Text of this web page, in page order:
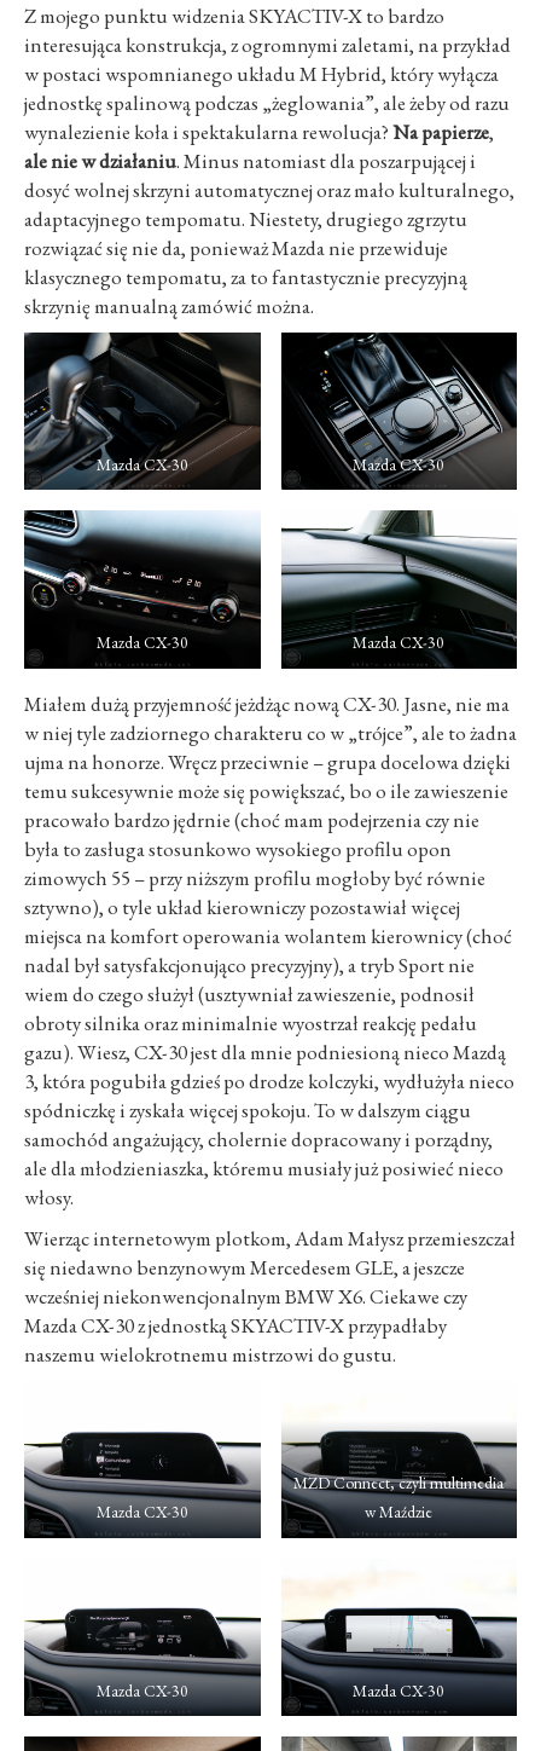
Z mojego punktu widzenia SKYACTIV-X to bardzo
interesująca konstrukcja, z ogromnymi zaletami, na przykład
w postaci wspomnianego układu M Hybrid, który wyłącza
jednostkę spalinową podczas „żeglowania”, ale żeby od razu
wynalezienie koła i spektakularna rewolucja?Na papierze,
ale nie w działaniu. Minus natomiast dla poszarpującej i
dosyć wolnej skrzyni automatycznej oraz mało kulturalnego,
adaptacyjnego tempomatu. Niestety, drugiego zgrzytu
rozwiązać się nie da, ponieważ Mazda nie przewiduje
klasycznego tempomatu, za to fantastycznie precyzyjną
skrzynię manualną zamówić można.
Mazda CX-30 Mazda CX-30
Mazda CX-30 Mazda CX-30
Miałem dużą przyjemność jeżdżąc nową CX-30. Jasne, nie ma
w niej tyle zadziornego charakteru co w „trójce”, ale to żadna
ujma na honorze. Wręcz przeciwnie – grupa docelowa dzięki
temu sukcesywnie może się powiększać, bo o ile zawieszenie
pracowało bardzo jędrnie (choć mam podejrzenia czy nie
była to zasługa stosunkowo wysokiego profilu opon
zimowych 55 – przy niższym profilu mogłoby być równie
sztywno), o tyle układ kierowniczy pozostawiał więcej
miejsca na komfort operowania wolantem kierownicy (choć
nadal był satysfakcjonująco precyzyjny), a tryb Sport nie
wiem do czego służył (usztywniał zawieszenie, podnosił
obroty silnika oraz minimalnie wyostrzał reakcję pedału
gazu). Wiesz, CX-30 jest dla mnie podniesioną nieco Mazdą
3, która pogubiła gdzieś po drodze kolczyki, wydłużyła nieco
spódniczkę i zyskała więcej spokoju. To w dalszym ciągu
samochód angażujący, cholernie dopracowany i porządny,
ale dla młodzieniaszka, któremu musiały już posiwieć nieco
włosy.
Wierząc internetowym plotkom, Adam Małysz przemieszczał
się niedawno benzynowym Mercedesem GLE, a jeszcze
wcześniej niekonwencjonalnym BMW X6. Ciekawe czy
Mazda CX-30 z jednostką SKYACTIV-X przypadłaby
naszemu wielokrotnemu mistrzowi do gustu.
Mazda CX-30
MZD Connect, czyli multimedia
w Maździe
Mazda CX-30 Mazda CX-30